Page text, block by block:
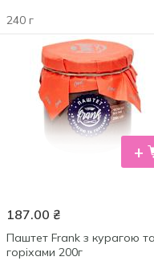
240 г
+
187.00 ₴
Паштет Frank з курагою та
горіхами 200г